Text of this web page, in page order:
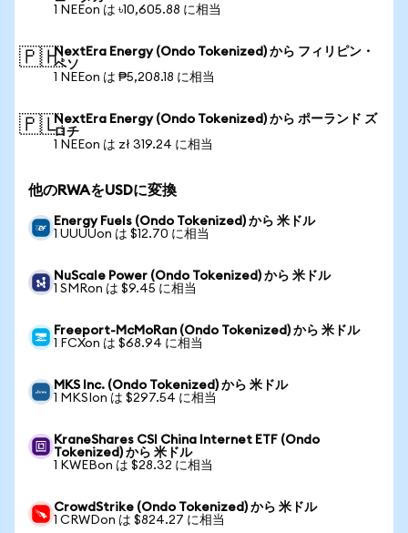
1 NEEon は ৳10,605.88 に相当
🇵🇭NextEra Energy (Ondo Tokenized) から フィリピン・
ペソ
1 NEEon は ₱5,208.18 に相当
🇵🇱NextEra Energy (Ondo Tokenized) から ポーランド ズ
ロチ
1 NEEon は zł 319.24 に相当
他のRWAをUSDに変換
Energy Fuels (Ondo Tokenized) から 米ドル
1 UUUUon は $12.70 に相当
NuScale Power (Ondo Tokenized) から 米ドル
1 SMRon は $9.45 に相当
Freeport-McMoRan (Ondo Tokenized) から 米ドル
1 FCXon は $68.94 に相当
MKS Inc. (Ondo Tokenized) から 米ドル
1 MKSIon は $297.54 に相当
KraneShares CSI China Internet ETF (Ondo
Tokenized) から 米ドル
1 KWEBon は $28.32 に相当
CrowdStrike (Ondo Tokenized) から 米ドル
1 CRWDon は $824.27 に相当